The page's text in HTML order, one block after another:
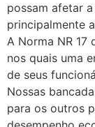
possam afetar
principalmente
A Norma NR 17
nos quais uma
de seus
Nossas
para os outros